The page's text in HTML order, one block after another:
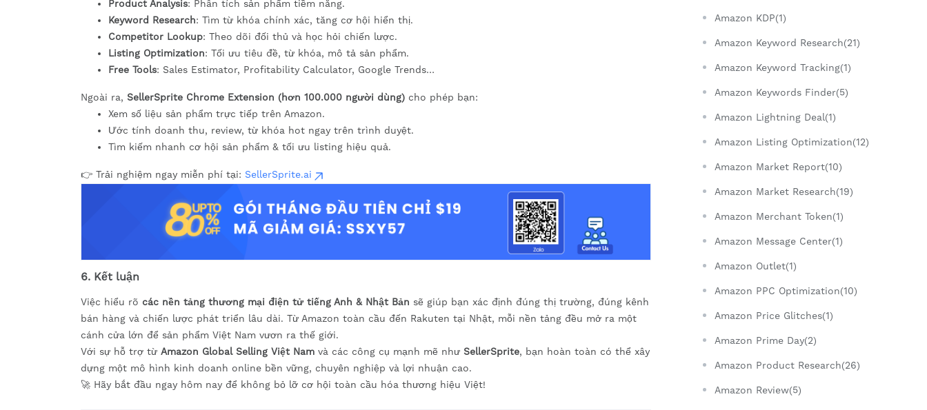
Product Analysis: Phân tích sản phẩm tiềm năng.
Keyword Research: Tìm từ khóa chính xác, tăng cơ hội hiển thị.
Competitor Lookup: Theo dõi đối thủ và học hỏi chiến lược.
Listing Optimization: Tối ưu tiêu đề, từ khóa, mô tả sản phẩm.
Free Tools: Sales Estimator, Profitability Calculator, Google Trends…
Ngoài ra, SellerSprite Chrome Extension (hơn 100.000 người dùng) cho phép bạn:
Xem số liệu sản phẩm trực tiếp trên Amazon.
Ước tính doanh thu, review, từ khóa hot ngay trên trình duyệt.
Tìm kiếm nhanh cơ hội sản phẩm & tối ưu listing hiệu quả.
👉 Trải nghiệm ngay miễn phí tại: SellerSprite.ai
6. Kết luận
Việc hiểu rõ các nền tảng thương mại điện tử tiếng Anh & Nhật Bản sẽ giúp bạn xác định đúng thị trường, đúng kênh
bán hàng và chiến lược phát triển lâu dài. Từ Amazon toàn cầu đến Rakuten tại Nhật, mỗi nền tảng đều mở ra một
cánh cửa lớn để sản phẩm Việt Nam vươn ra thế giới.
Với sự hỗ trợ từ Amazon Global Selling Việt Nam và các công cụ mạnh mẽ như SellerSprite, bạn hoàn toàn có thể xây
dựng một mô hình kinh doanh online bền vững, chuyên nghiệp và lợi nhuận cao.
🚀 Hãy bắt đầu ngay hôm nay để không bỏ lỡ cơ hội toàn cầu hóa thương hiệu Việt!
Amazon KDP(1)
Amazon Keyword Research(21)
Amazon Keyword Tracking(1)
Amazon Keywords Finder(5)
Amazon Lightning Deal(1)
Amazon Listing Optimization(12)
Amazon Market Report(10)
Amazon Market Research(19)
Amazon Merchant Token(1)
Amazon Message Center(1)
Amazon Outlet(1)
Amazon PPC Optimization(10)
Amazon Price Glitches(1)
Amazon Prime Day(2)
Amazon Product Research(26)
Amazon Review(5)